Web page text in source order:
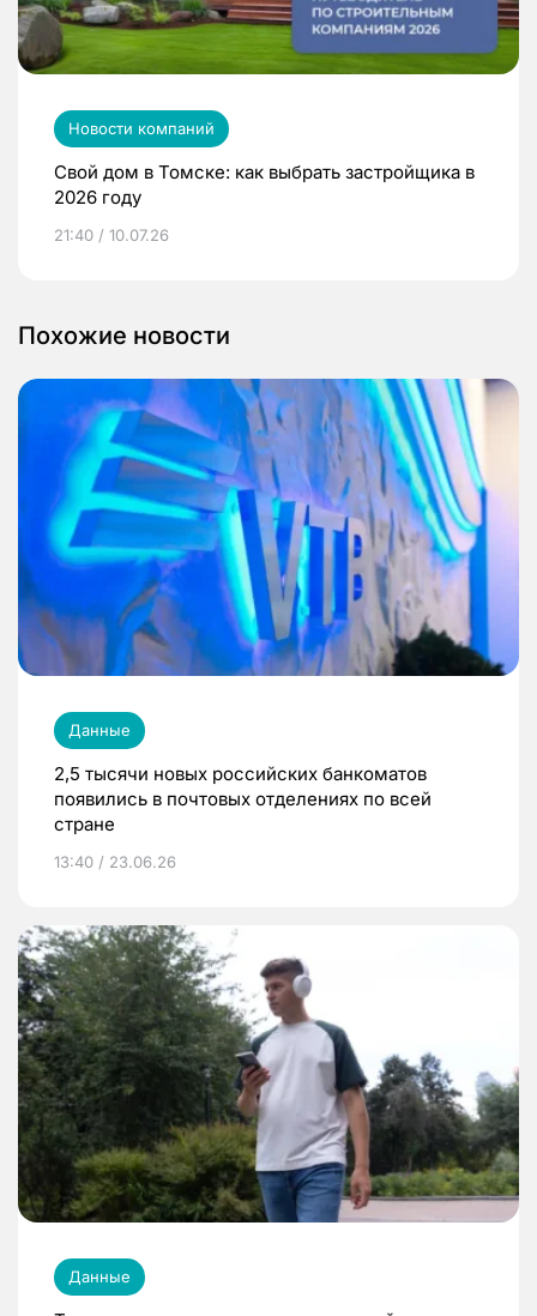
Новости компаний
Свой дом в Томске: как выбрать застройщика в
2026 году
21:40 / 10.07.26
Похожие новости
Данные
2,5 тысячи новых российских банкоматов
появились в почтовых отделениях по всей
стране
13:40 / 23.06.26
Данные